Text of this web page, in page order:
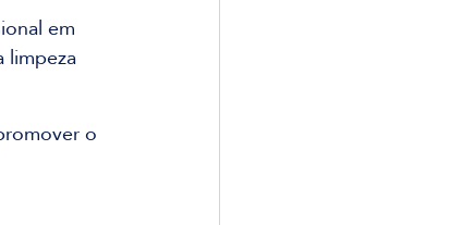
em
limpeza
o